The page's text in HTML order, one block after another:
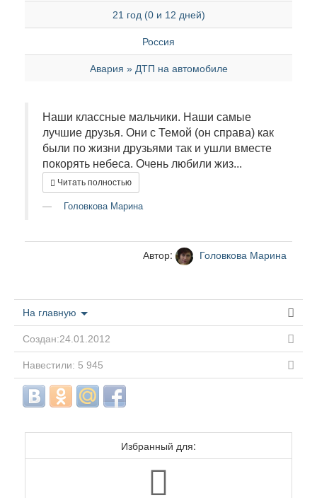
21 год (0 и 12 дней)
Россия
Авария » ДТП на автомобиле
Наши классные мальчики. Наши самые
лучшие друзья. Они с Темой (он справа) как
были по жизни друзьями так и ушли вместе
покорять небеса. Очень любили жиз...
Читать полностью
Головкова Марина
Автор: Головкова Марина
На главную
Создан:24.01.2012
Навестили: 5 945
Избранный для: